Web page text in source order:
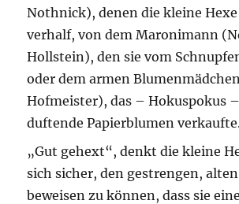
Nothnick), denen die kleine Hexe
verhalf, von dem Maronimann
Hollstein), den sie vom
oder dem armen
Hofmeister), das – Hokuspokus
duftende Papierblumen
„Gut gehext“, denkt die kleine
sich sicher, den gestrengen,
beweisen zu können, dass sie